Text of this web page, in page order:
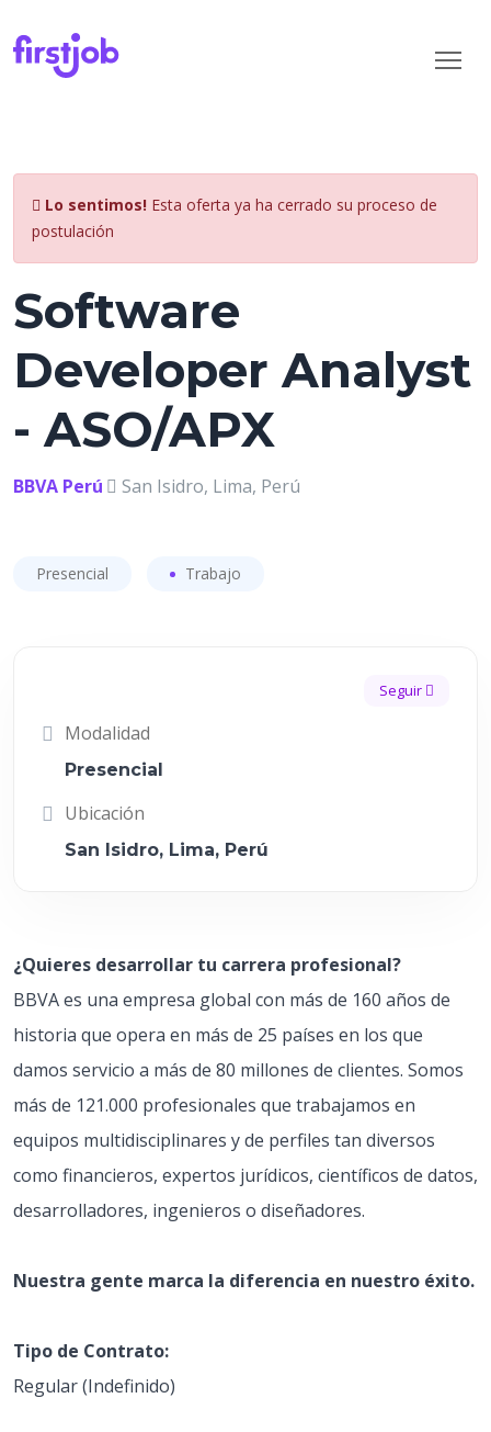
Lo sentimos! Esta oferta ya ha cerrado su proceso de
postulación
Software
Developer Analyst
- ASO/APX
BBVA Perú San Isidro, Lima, Perú
Presencial Trabajo
Seguir
Modalidad
Presencial
Ubicación
San Isidro, Lima, Perú
¿Quieres desarrollar tu carrera profesional?
BBVA es una empresa global con más de 160 años de
historia que opera en más de 25 países en los que
damos servicio a más de 80 millones de clientes. Somos
más de 121.000 profesionales que trabajamos en
equipos multidisciplinares y de perfiles tan diversos
como financieros, expertos jurídicos, científicos de datos,
desarrolladores, ingenieros o diseñadores.
Nuestra gente marca la diferencia en nuestro éxito.
Tipo de Contrato:
Regular (Indefinido)